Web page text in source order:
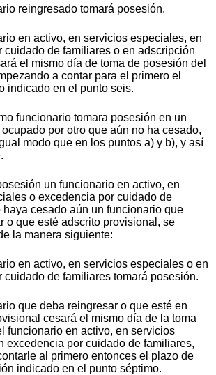
reingresado tomará posesión.
en activo, en servicios especiales, en
cuidado de familiares o en adscripción
el mismo día de toma de posesión del
a contar para el primero el
indicado en el punto seis.
funcionario tomara posesión en un
por otro que aún no ha cesado,
modo que en los puntos a) y b), y así
un funcionario en activo, en
o excedencia por cuidado de
haya cesado aún un funcionario que
o que esté adscrito provisional, se
la manera siguiente:
en activo, en servicios especiales o en
cuidado de familiares tomará posesión.
que deba reingresar o que esté en
cesará el mismo día de la toma
funcionario en activo, en servicios
excedencia por cuidado de familiares,
al primero entonces el plazo de
indicado en el punto séptimo.